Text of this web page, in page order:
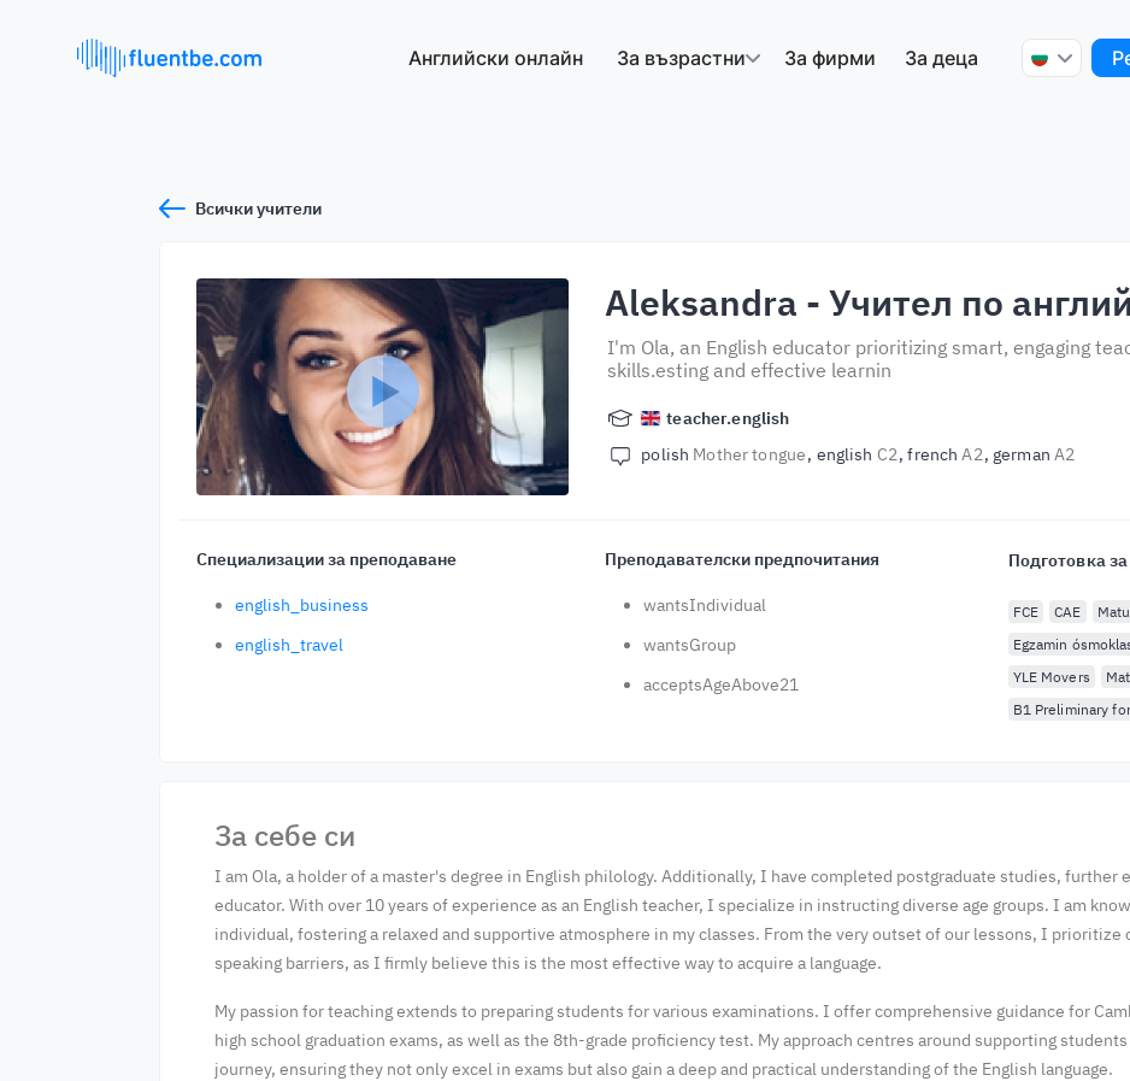
Английски онлайн За възрастни За фирми За деца
Всички учители
Aleksandra - Учител по
I'm Ola, an English educator prioritizing smart, engaging
skills.esting and effective learnin
teacher.english
polish Mother tongue english C2 frenchA2 germanA2
Специализации за преподаване
english_business
english_travel
Преподавателски предпочитания
wantsIndividual
wantsGroup
acceptsAgeAbove21
Подготовка
FCE CAE
Egzamin
YLE Movers
B1 Preliminary
За себе си
I am Ola, a holder of a master's degree in English philology. Additionally, I have completed postgraduate studies, further
educator. With over 10 years of experience as an English teacher, I specialize in instructing diverse age groups. I am
individual, fostering a relaxed and supportive atmosphere in my classes. From the very outset of our lessons, I prioritize
speaking barriers, as I firmly believe this is the most effective way to acquire a language.
My passion for teaching extends to preparing students for various examinations. I offer comprehensive guidance for
high school graduation exams, as well as the 8th-grade proficiency test. My approach centres around supporting
journey, ensuring they not only excel in exams but also gain a deep and practical understanding of the English language.